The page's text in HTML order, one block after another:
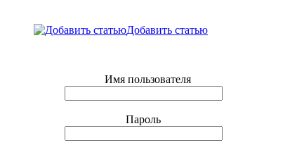
Добавить статью
Имя пользователя
Пароль